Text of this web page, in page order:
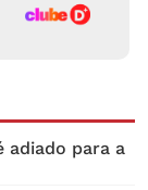
adiado para a